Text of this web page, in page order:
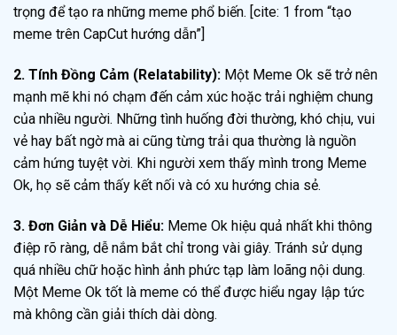
trọng để tạo ra những meme phổ biến. [cite: 1 from “tạo
meme trên CapCut hướng dẫn”]
2. Tính Đồng Cảm (Relatability): Một Meme Ok sẽ trở nên
mạnh mẽ khi nó chạm đến cảm xúc hoặc trải nghiệm chung
của nhiều người. Những tình huống đời thường, khó chịu, vui
vẻ hay bất ngờ mà ai cũng từng trải qua thường là nguồn
cảm hứng tuyệt vời. Khi người xem thấy mình trong Meme
Ok, họ sẽ cảm thấy kết nối và có xu hướng chia sẻ.
3. Đơn Giản và Dễ Hiểu: Meme Ok hiệu quả nhất khi thông
điệp rõ ràng, dễ nắm bắt chỉ trong vài giây. Tránh sử dụng
quá nhiều chữ hoặc hình ảnh phức tạp làm loãng nội dung.
Một Meme Ok tốt là meme có thể được hiểu ngay lập tức
mà không cần giải thích dài dòng.